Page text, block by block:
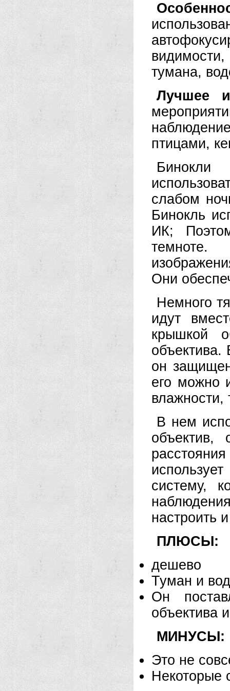
тумана,
Лучшее
птицами,
слабом
Бинокль
ИК;
темноте.
Они
Немного
идут
крышкой
объектива.
он
его можно
В нем
объектив,
систему,
настроить
ПЛЮСЫ:
дешево
Туман и
Он
объектива
МИНУСЫ:
Это не
Некоторые